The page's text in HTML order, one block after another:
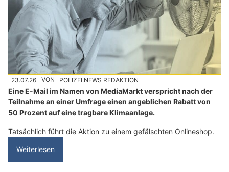
23.07.26 VON POLIZEI.NEWS REDAKTION
Eine E-Mail im Namen von MediaMarkt verspricht nach der
Teilnahme an einer Umfrage einen angeblichen Rabatt von
50 Prozent auf eine tragbare Klimaanlage.
Tatsächlich führt die Aktion zu einem gefälschten Onlineshop.
Weiterlesen